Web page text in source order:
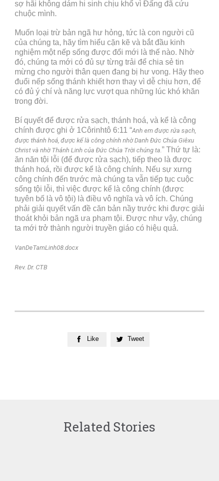
sợ hãi không dám hi sinh chịu khổ vì Đấng đã cứu
chuộc mình.
Muốn loại trừ bản ngã hư hỏng, tức là con người cũ
của chúng ta, hãy tìm hiểu cặn kẽ và bắt đầu kinh
nghiệm một nếp sống được đổi mới là thế nào. Nhờ
đó, chúng ta mới có đủ sự từng trải để chia sẻ tin
mừng cho người thân quen đang bị hư vong. Hãy theo
đuổi nếp sống thánh khiết hơn thay vì dễ chịu hơn, để
có đủ ý chí và năng lực vượt qua những lúc khó khăn
trong đời.
Bí quyết để được rửa sạch, thánh hoá, và kể là công
chính được ghi ở 1Côrinhtô 6:11 “Anh em được rửa sạch,
được thánh hoá, được kể là công chính nhờ Danh Đức Chúa Giêxu
Christ và nhờ Thánh Linh của Đức Chúa Trời chúng ta.” Thứ tự là:
ăn năn tội lỗi (để được rửa sạch), tiếp theo là được
thánh hoá, rồi được kể là công chính. Nếu sự xưng
công chính đến trước mà chúng ta vẫn tiếp tục cuộc
sống tội lỗi, thì việc được kể là công chính (được
tuyên bố là vô tội) là điều vô nghĩa và vô ích. Chúng
phải giải quyết vấn đề căn bản nầy trước khi được giải
thoát khỏi bản ngã ưa phạm tội. Được như vậy, chúng
ta mới trở thành người truyền giáo có hiệu quả.
VanDeTamLinh08.docx
Rev. Dr. CTB
 Like  Tweet
Related Stories